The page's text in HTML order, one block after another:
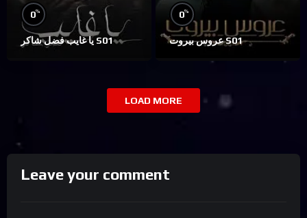
0%
يا غايب فضل شاكر S01
0%
عروس بيروت S01
LOAD MORE
Leave your comment